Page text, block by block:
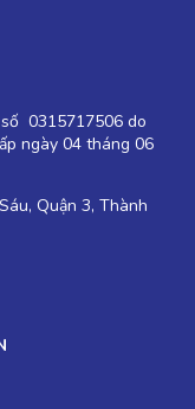
0315717506 do
ngày 04 tháng 06
Quận 3, Thành